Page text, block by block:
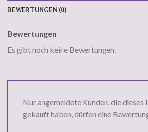
BEWERTUNGEN (0)
Bewertungen
Es gibt noch keine Bewertungen.
Nur angemeldete Kunden, die dieses
gekauft haben, dürfen eine